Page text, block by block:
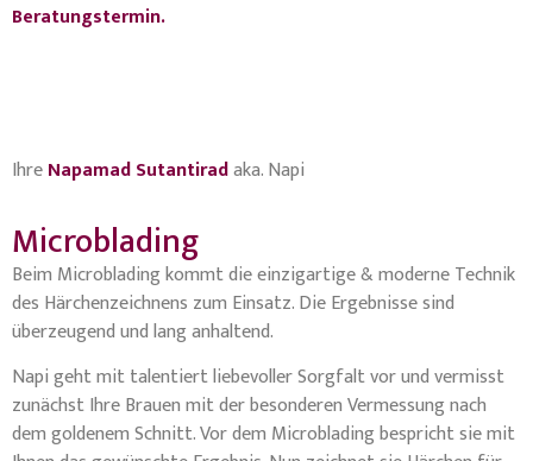
Beratungstermin.
IhreNapamad Sutantiradaka. Napi
Microblading
Beim Microblading kommt die einzigartige & moderne Technik
des Härchenzeichnens zum Einsatz. Die Ergebnisse sind
überzeugend und lang anhaltend.
Napi geht mit talentiert liebevoller Sorgfalt vor und vermisst
zunächst Ihre Brauen mit der besonderen Vermessung nach
dem goldenem Schnitt. Vor dem Microblading bespricht sie mit